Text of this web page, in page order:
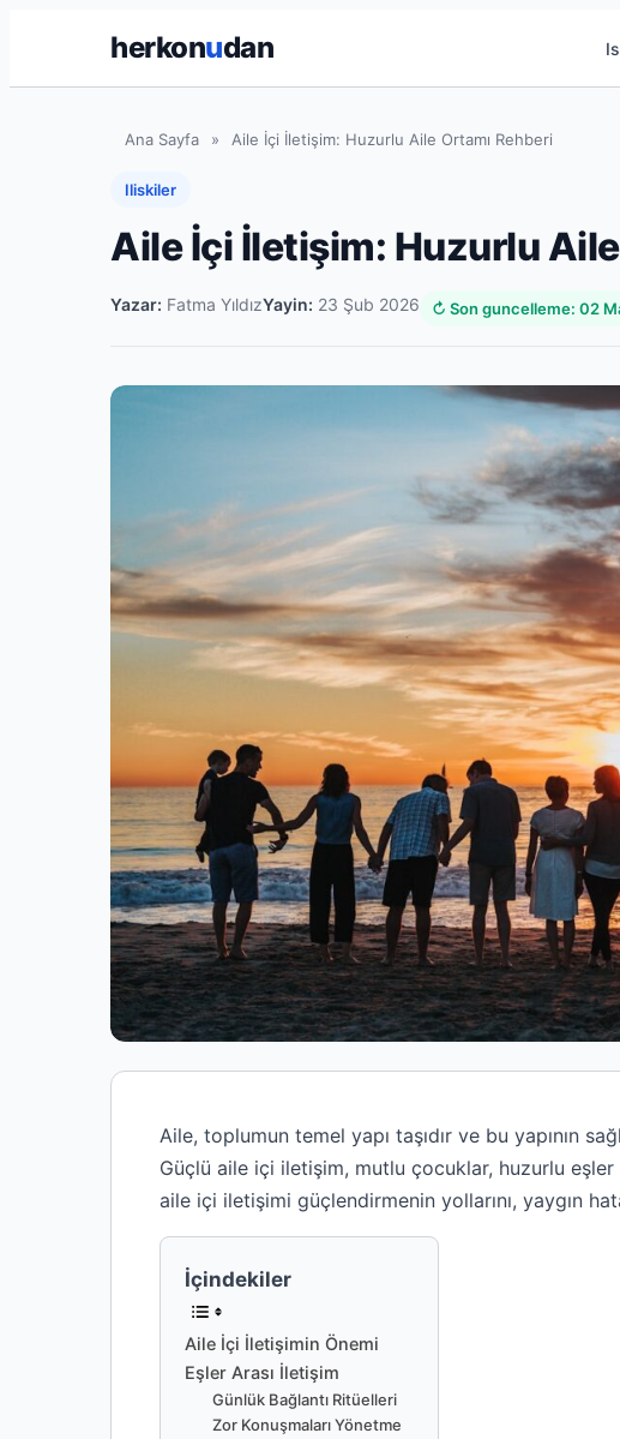
herkonudan
Ana Sayfa » Aile İçi İletişim: Huzurlu Aile Ortamı Rehberi
Iliskiler
Aile İçi İletişim: Huzurlu
Yazar: Fatma YıldızYayin: 23 Şub 2026 ↻ Son guncelleme: 02
Aile, toplumun temel yapı taşıdır ve bu yapının
Güçlü aile içi iletişim, mutlu çocuklar, huzurlu
aile içi iletişimi güçlendirmenin yollarını, yaygın
İçindekiler
Aile İçi İletişimin Önemi
Eşler Arası İletişim
Günlük Bağlantı Ritüelleri
Zor Konuşmaları Yönetme